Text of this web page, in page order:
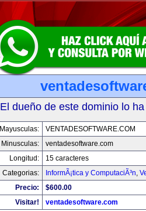
El dueño de este dominio lo
Mayusculas:
VENTADESOFTWARE.COM
Minusculas:
ventadesoftware.com
Longitud:
15 caracteres
Categorias:
InformÃ¡tica y ComputaciÃ³n,
Precio:
$600.00
Visitar!
ventadesoftware.com